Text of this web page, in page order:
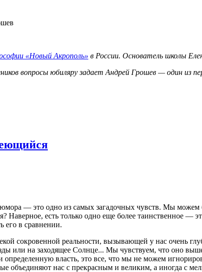
«Новый Акрополь» в России. Основатель школы
вопросы юбиляру задает Андрей Грошев — один из
— это одно из самых загадочных чувств. Мы
Наверное, есть только одно еще более таинственное
его в сравнении.
сокровенной реальности, вызывающей у нас очень
или на заходящее Солнце... Мы чувствуем, что оно
власть, это все, что мы не можем
объединяют нас с прекрасным и великим, а иногда с